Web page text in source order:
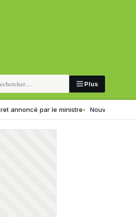
Plus
par le ministre Nouveau sélectionneur